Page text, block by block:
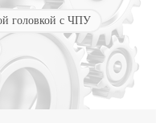
головкой с ЧПУ